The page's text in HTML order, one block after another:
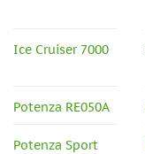
Ice Cruiser 7000
Potenza RE050A
Potenza Sport